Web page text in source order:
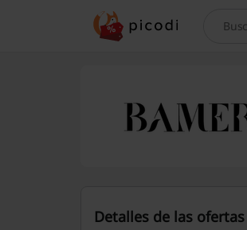
Buscar
Detalles de las ofertas